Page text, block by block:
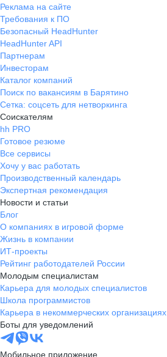
Реклама на сайте
Требования к ПО
Безопасный HeadHunter
HeadHunter API
Партнерам
Инвесторам
Каталог компаний
Поиск по вакансиям в Барятино
Сетка: соцсеть для нетворкинга
Соискателям
hh PRO
Готовое резюме
Все сервисы
Хочу у вас работать
Производственный календарь
Экспертная рекомендация
Новости и статьи
Блог
О компаниях в игровой форме
Жизнь в компании
ИТ-проекты
Рейтинг работодателей России
Молодым специалистам
Карьера для молодых специалистов
Школа программистов
Карьера в некоммерческих организациях
Боты для уведомлений
Мобильное приложение